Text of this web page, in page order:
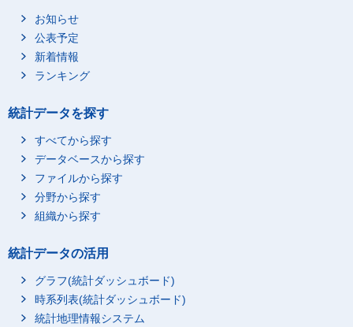
お知らせ
公表予定
新着情報
ランキング
統計データを探す
すべてから探す
データベースから探す
ファイルから探す
分野から探す
組織から探す
統計データの活用
グラフ(統計ダッシュボード)
時系列表(統計ダッシュボード)
統計地理情報システム